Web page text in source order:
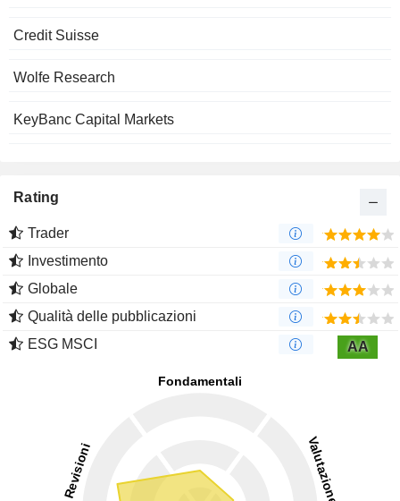
Credit Suisse
Wolfe Research
KeyBanc Capital Markets
Rating
Trader
Investimento
Globale
Qualità delle pubblicazioni
ESG MSCI
AA